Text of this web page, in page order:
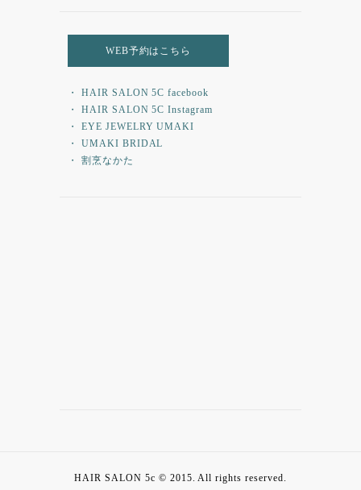
WEB予約はこちら
・ HAIR SALON 5C facebook
・ HAIR SALON 5C Instagram
・ EYE JEWELRY UMAKI
・ UMAKI BRIDAL
・ 割烹なかた
HAIR SALON 5c © 2015. All rights reserved.